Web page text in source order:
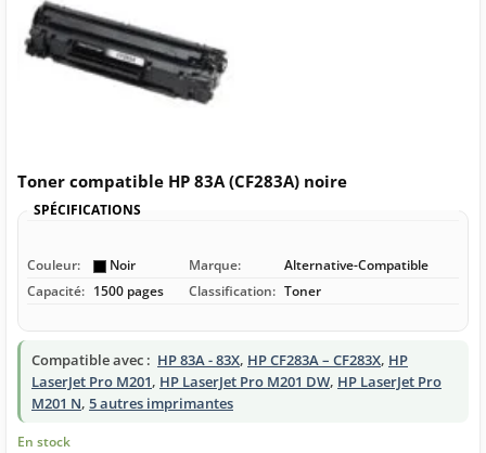
Toner compatible HP 83A (CF283A) noire
SPÉCIFICATIONS
Couleur: Noir Marque:
Alternative-Compatible
Capacité: 1500 pages Classification: Toner
Compatible avec : HP 83A - 83X, HP CF283A – CF283X, HP
LaserJet Pro M201, HP LaserJet Pro M201 DW, HP LaserJet Pro
M201 N, 5 autres imprimantes
En stock